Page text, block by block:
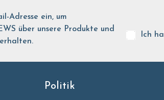
Adresse ein, um
über unsere Produkte und
Ich
Politik